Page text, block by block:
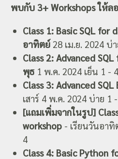
พบกับ 3+ Workshops ให้ล
Class 1: Basic SQL for
อาทิตย์ 28 เม.ย. 2024 บ่
Class 2: Advanced
พุธ1 พ.ค. 2024 เย็น 1 -
Class 3: Advanced
เสาร์ 4 พ.ค. 2024 บ่าย 1
[แถมเพิ่มจากในรูป]
workshop - เรียนวันอา
4
Class 4: Basic Python